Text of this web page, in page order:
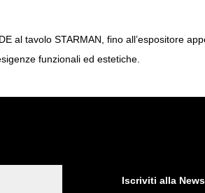
al tavolo STARMAN, fino all’espositore
funzionali ed estetiche.
Iscriviti alla